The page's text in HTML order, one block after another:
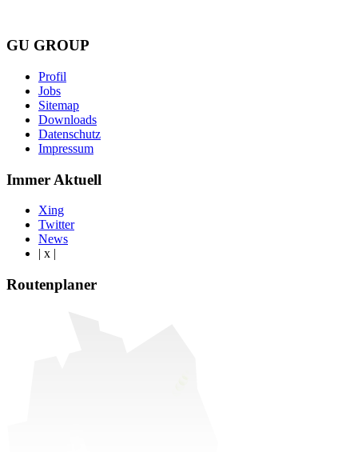
GU GROUP
Profil
Jobs
Sitemap
Downloads
Datenschutz
Impressum
Immer Aktuell
Xing
Twitter
News
| x |
Routenplaner